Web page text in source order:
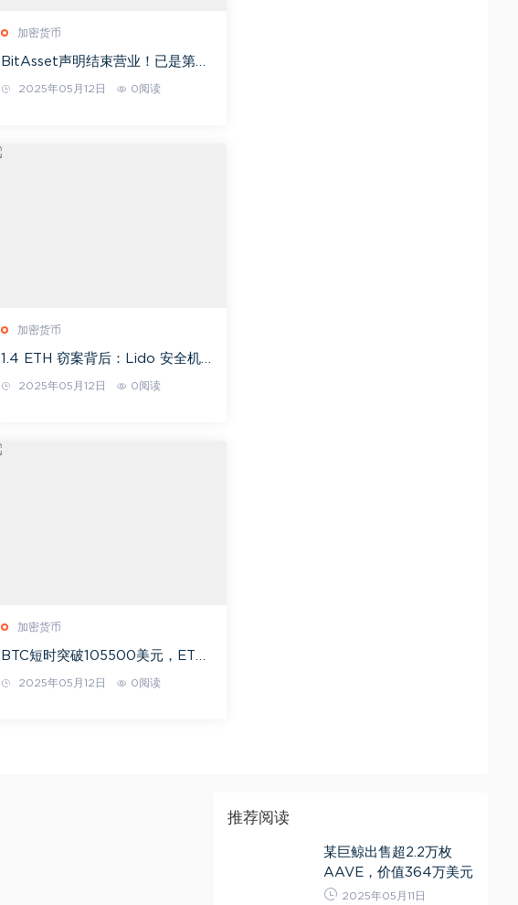
加密货币
BitAsset声明结束营业！已是第二
间本土交易所喊关门，骨牌效应启
2025年05月12日 0阅读
加密货币
1.4 ETH 窃案背后：Lido 安全机
制给行业上了一课
2025年05月12日 0阅读
加密货币
BTC短时突破105500美元，ETH
突破2550美元
2025年05月12日 0阅读
推荐阅读
某巨鲸出售超2.2万枚
AAVE，价值364万美元
2025年05月11日